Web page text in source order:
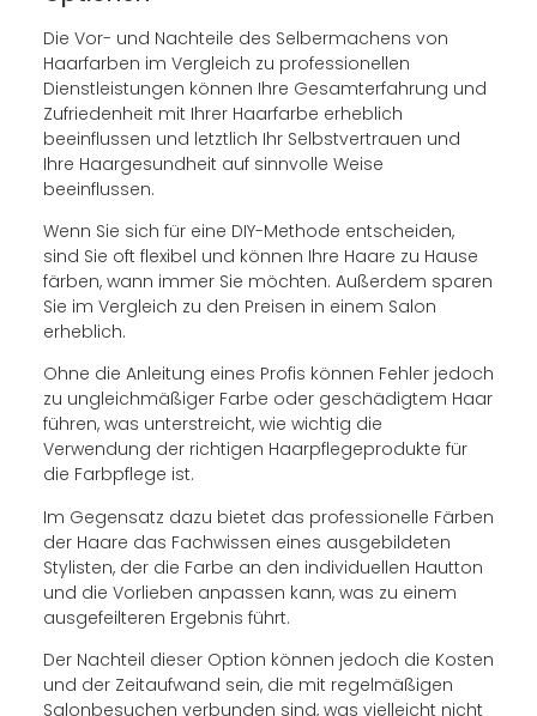
Die Vor- und Nachteile des Selbermachens von
Haarfarben im Vergleich zu professionellen
Dienstleistungen können Ihre Gesamterfahrung und
Zufriedenheit mit Ihrer Haarfarbe erheblich
beeinflussen und letztlich Ihr Selbstvertrauen und
Ihre Haargesundheit auf sinnvolle Weise
beeinflussen.
Wenn Sie sich für eine DIY-Methode entscheiden,
sind Sie oft flexibel und können Ihre Haare zu Hause
färben, wann immer Sie möchten. Außerdem sparen
Sie im Vergleich zu den Preisen in einem Salon
erheblich.
Ohne die Anleitung eines Profis können Fehler jedoch
zu ungleichmäßiger Farbe oder geschädigtem Haar
führen, was unterstreicht, wie wichtig die
Verwendung der richtigen Haarpflegeprodukte für
die Farbpflege ist.
Im Gegensatz dazu bietet das professionelle Färben
der Haare das Fachwissen eines ausgebildeten
Stylisten, der die Farbe an den individuellen Hautton
und die Vorlieben anpassen kann, was zu einem
ausgefeilteren Ergebnis führt.
Der Nachteil dieser Option können jedoch die Kosten
und der Zeitaufwand sein, die mit regelmäßigen
Salonbesuchen verbunden sind, was vielleicht nicht